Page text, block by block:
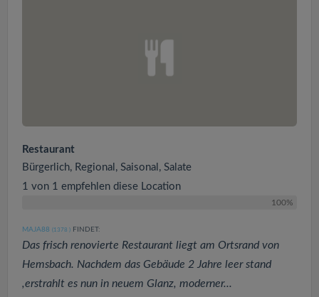
Restaurant
Bürgerlich, Regional, Saisonal, Salate
1 von 1 empfehlen diese Location
100%
MAJA88 (1378 ) FINDET:
Das frisch renovierte Restaurant liegt am Ortsrand von
Hemsbach. Nachdem das Gebäude 2 Jahre leer stand
,erstrahlt es nun in neuem Glanz, moderner...